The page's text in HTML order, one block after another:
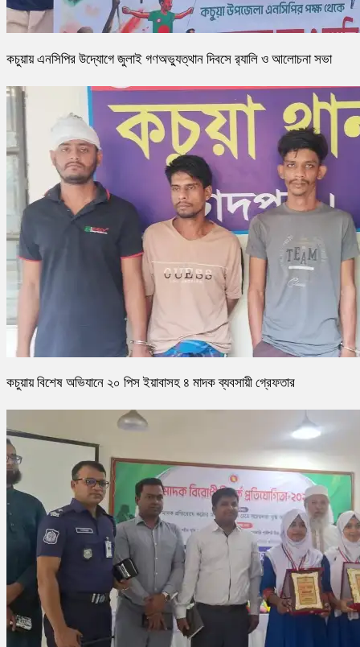
কচুয়ায় এনসিপির উদ্যোগে জুলাই গণঅভ্যুত্থান দিবসে র‌্যালি ও আলোচনা সভা
কচুয়ায় বিশেষ অভিযানে ২০ পিস ইয়াবাসহ ৪ মাদক ব্যবসায়ী গ্রেফতার